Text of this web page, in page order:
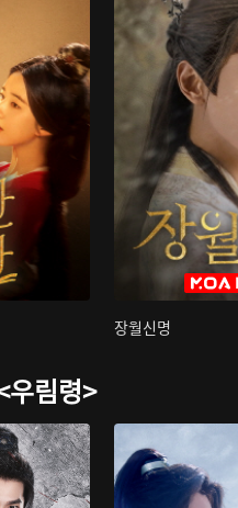
장월신명
우림령>